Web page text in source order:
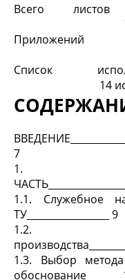
Всего листов
72
Приложений
Список
14
7
1.
1.1. Служебное
ТУ_________________ 9
1.2.
1.3. Выбор
обоснование_______